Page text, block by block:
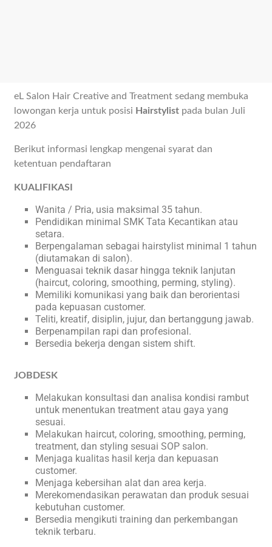
eL Salon Hair Creative and Treatment sedang membuka
lowongan kerja untuk posisi Hairstylist pada bulan Juli
2026
Berikut informasi lengkap mengenai syarat dan
ketentuan pendaftaran
KUALIFIKASI
Wanita / Pria, usia maksimal 35 tahun.
Pendidikan minimal SMK Tata Kecantikan atau
setara.
Berpengalaman sebagai hairstylist minimal 1 tahun
(diutamakan di salon).
Menguasai teknik dasar hingga teknik lanjutan
(haircut, coloring, smoothing, perming, styling).
Memiliki komunikasi yang baik dan berorientasi
pada kepuasan customer.
Teliti, kreatif, disiplin, jujur, dan bertanggung jawab.
Berpenampilan rapi dan profesional.
Bersedia bekerja dengan sistem shift.
JOBDESK
Melakukan konsultasi dan analisa kondisi rambut
untuk menentukan treatment atau gaya yang
sesuai.
Melakukan haircut, coloring, smoothing, perming,
treatment, dan styling sesuai SOP salon.
Menjaga kualitas hasil kerja dan kepuasan
customer.
Menjaga kebersihan alat dan area kerja.
Merekomendasikan perawatan dan produk sesuai
kebutuhan customer.
Bersedia mengikuti training dan perkembangan
teknik terbaru.